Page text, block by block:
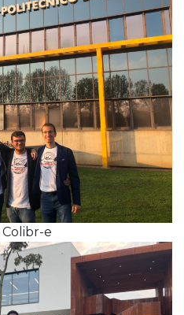
Colibr-e